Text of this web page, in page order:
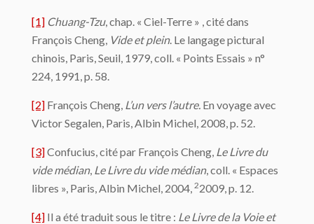
[1] Chuang-Tzu, chap. « Ciel-Terre » , cité dans
François Cheng, Vide et plein. Le langage pictural
chinois, Paris, Seuil, 1979, coll. « Points Essais » n°
224, 1991, p. 58.
[2] François Cheng, L’un vers l’autre. En voyage avec
Victor Segalen, Paris, Albin Michel, 2008, p. 52.
[3]Confucius, cité par François Cheng, Le Livre du
vide médian, Le Livre du vide médian, coll. « Espaces
libres », Paris, Albin Michel, 2004, 22009, p. 12.
[4] Il a été traduit sous le titre : Le Livre de la Voie et